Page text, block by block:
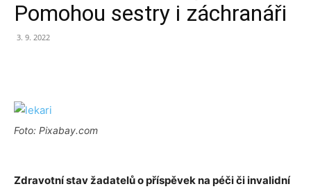
Pomohou sestry i záchranáři
3. 9. 2022
Foto: Pixabay.com
Zdravotní stav žadatelů o příspěvek na péči či invalidní